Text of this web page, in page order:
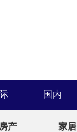
国内
房产 家居